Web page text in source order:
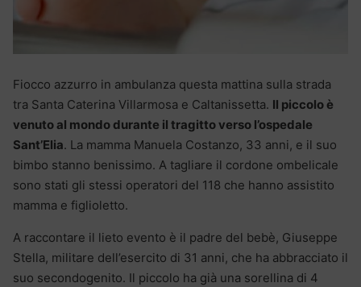
Fiocco azzurro in ambulanza questa mattina sulla strada
tra Santa Caterina Villarmosa e Caltanissetta. Il piccolo è
venuto al mondo durante il tragitto verso l’ospedale
Sant’Elia. La mamma Manuela Costanzo, 33 anni, e il suo
bimbo stanno benissimo. A tagliare il cordone ombelicale
sono stati gli stessi operatori del 118 che hanno assistito
mamma e figlioletto.
A raccontare il lieto evento è il padre del bebè, Giuseppe
Stella, militare dell’esercito di 31 anni, che ha abbracciato il
suo secondogenito. Il piccolo ha già una sorellina di 4